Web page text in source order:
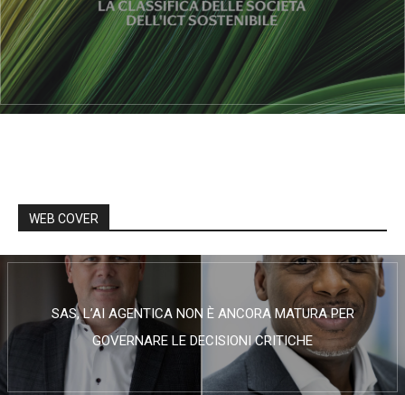
WEB COVER
SAS, L’AI AGENTICA NON È ANCORA MATURA PER
GOVERNARE LE DECISIONI CRITICHE